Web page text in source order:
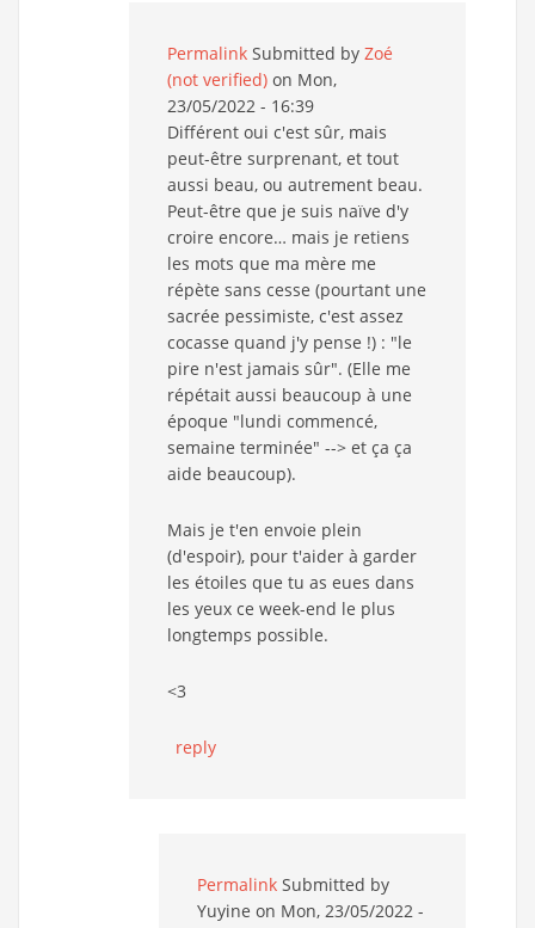
Permalink Submitted by Zoé
(not verified) on Mon,
23/05/2022 - 16:39
Différent oui c'est sûr, mais
peut-être surprenant, et tout
aussi beau, ou autrement beau.
Peut-être que je suis naïve d'y
croire encore… mais je retiens
les mots que ma mère me
répète sans cesse (pourtant une
sacrée pessimiste, c'est assez
cocasse quand j'y pense !) : "le
pire n'est jamais sûr". (Elle me
répétait aussi beaucoup à une
époque "lundi commencé,
semaine terminée" --> et ça ça
aide beaucoup).
Mais je t'en envoie plein
(d'espoir), pour t'aider à garder
les étoiles que tu as eues dans
les yeux ce week-end le plus
longtemps possible.
<3
reply
Permalink Submitted by
Yuyine on Mon, 23/05/2022 -